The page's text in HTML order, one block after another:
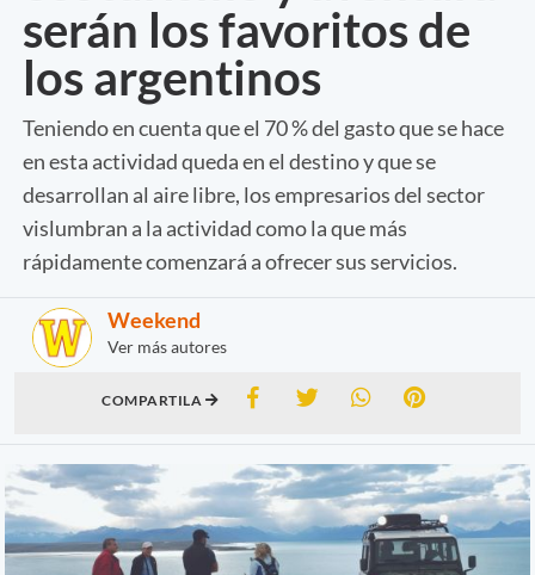
serán los favoritos de
los argentinos
Teniendo en cuenta que el 70 % del gasto que se hace
en esta actividad queda en el destino y que se
desarrollan al aire libre, los empresarios del sector
vislumbran a la actividad como la que más
rápidamente comenzará a ofrecer sus servicios.
Weekend
Ver más autores
COMPARTILA